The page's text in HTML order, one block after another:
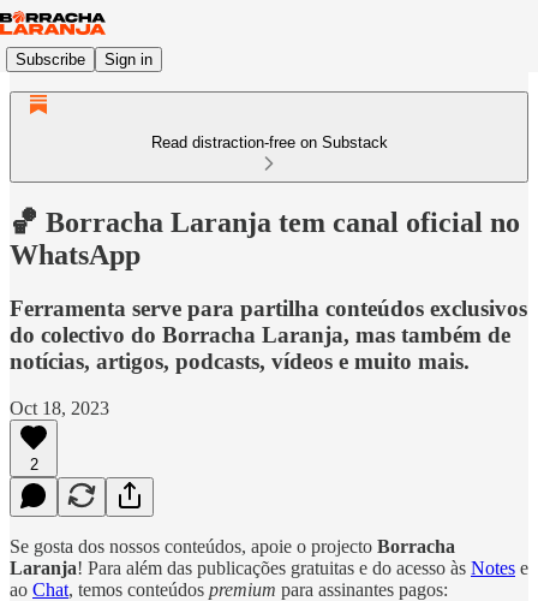
Subscribe Sign in
Read distraction-free on Substack
🏀 Borracha Laranja tem canal oficial no
WhatsApp
Ferramenta serve para partilha conteúdos exclusivos
do colectivo do Borracha Laranja, mas também de
notícias, artigos, podcasts, vídeos e muito mais.
Oct 18, 2023
2
Se gosta dos nossos conteúdos, apoie o projecto Borracha
Laranja! Para além das publicações gratuitas e do acesso às Notes e
ao Chat, temos conteúdos premium para assinantes pagos: